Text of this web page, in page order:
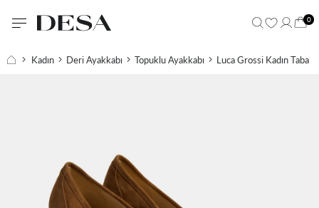
0
Kadın Deri Ayakkabı Topuklu Ayakkabı